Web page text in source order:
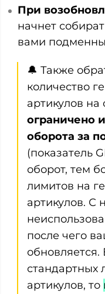
При
начнет
вами
🔔 Также
количество
артикулов на
ограничено
оборота за
(показатель
оборот, тем
лимитов на
артикулов. С
после чего
обновляется.
стандартных
артикулов, то